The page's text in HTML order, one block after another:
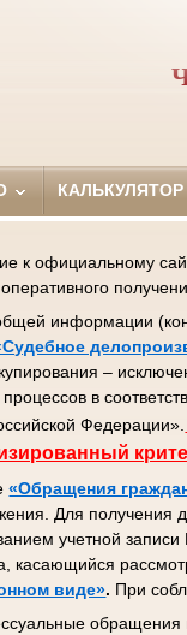
к официальному
информации
–
в
Федерации».
«Обращения
Для получения
учетной
касающийся
виде». При
обращения